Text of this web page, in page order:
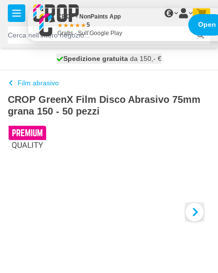
Salta al contenuto
€
spedito domani
Spedizione gratuita da 150,- €
100 giorni
Film abrasivo
CROP GreenX Film Disco Abrasivo 75mm
grana 150 - 50 pezzi
CROP - NonPaints App
5
Gratis - Sull’Google Play
Open